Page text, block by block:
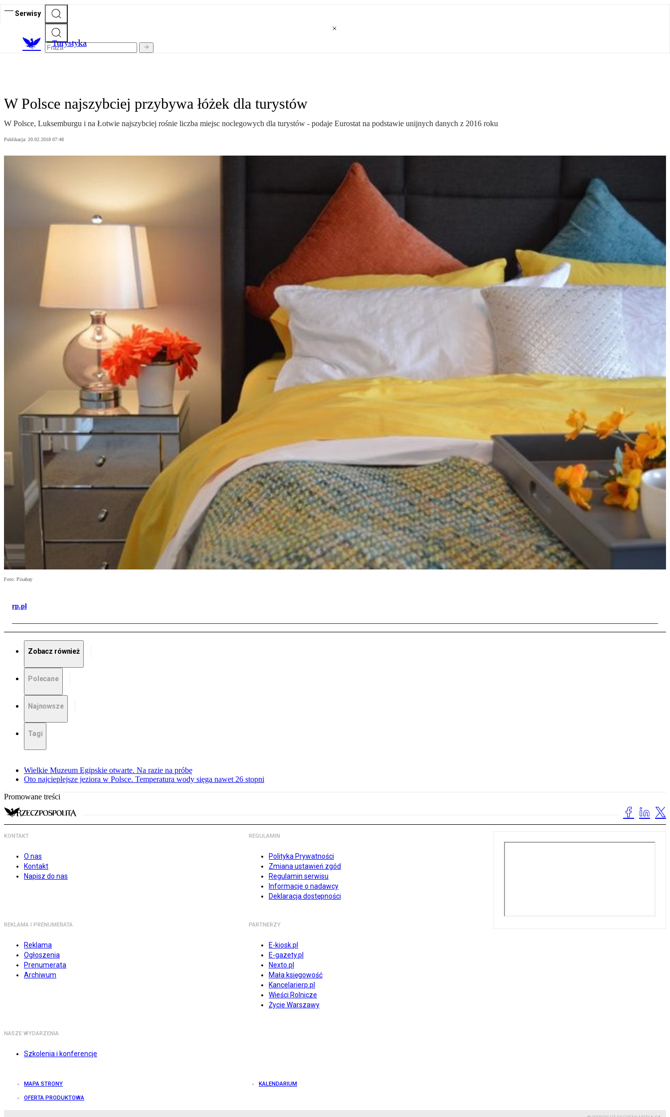
Serwisy
Turystyka
W Polsce najszybciej przybywa łóżek dla turystów
W Polsce, Luksemburgu i na Łotwie najszybciej rośnie liczba miejsc noclegowych dla turystów - podaje Eurostat na podstawie unijnych danych z 2016 roku
Publikacja: 20.02.2018 07:48
Foto: Pixabay
rp.pl
Zobacz również
Polecane
Najnowsze
Tagi
Wielkie Muzeum Egipskie otwarte. Na razie na próbę
Oto najcieplejsze jeziora w Polsce. Temperatura wody sięga nawet 26 stopni
Promowane treści
KONTAKT
O nas
Kontakt
Napisz do nas
REGULAMIN
Polityka Prywatności
Zmiana ustawień zgód
Regulamin serwisu
Informacje o nadawcy
Deklaracja dostępności
REKLAMA I PRENUMERATA
Reklama
Ogłoszenia
Prenumerata
Archiwum
PARTNERZY
E-kiosk.pl
E-gazety.pl
Nexto.pl
Mała księgowość
Kancelarierp.pl
Wieści Rolnicze
Życie Warszawy
NASZE WYDARZENIA
Szkolenia i konferencje
MAPA STRONY KALENDARIUM
OFERTA PRODUKTOWA